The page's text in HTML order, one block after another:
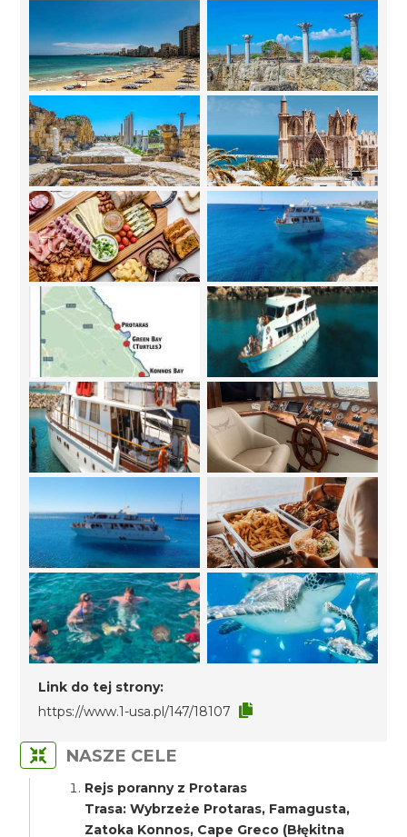
Link do tej strony:
https://www.1-usa.pl/147/18107
NASZE CELE
Rejs poranny z Protaras
Trasa: Wybrzeże Protaras, Famagusta,
Zatoka Konnos, Cape Greco (Błękitna